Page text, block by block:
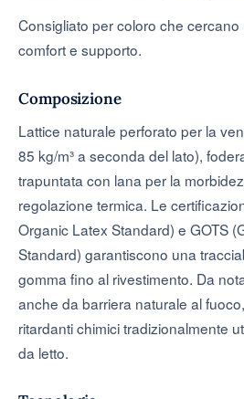
Consigliato per coloro che
comfort e supporto.
Composizione
Lattice naturale perforato per la
85 kg/m³ a seconda del lato),
trapuntata con lana per la
regolazione termica. Le
Organic Latex Standard) e GOTS
Standard) garantiscono una
gomma fino al rivestimento. Da
anche da barriera naturale al
ritardanti chimici tradizionalmente
da letto.